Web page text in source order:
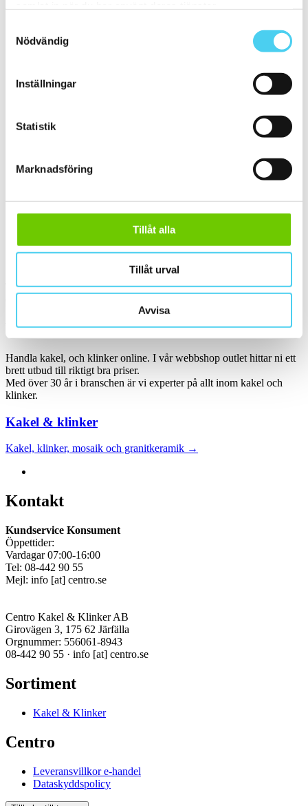
Nödvändig
Inställningar
Statistik
Marknadsföring
Tillåt alla
Tillåt urval
Avvisa
Stora (60 - 120 cm)
ca 60x20 cm
60x30 cm(11)
ca 60x60 cm(2)
60x60 cm (2)
Sortera
Tyvärr gav sökningen inget resultat. Välj gärna en kategori nedan
Webbshop
Handla kakel, och klinker online. I vår webbshop outlet hittar ni ett
brett utbud till riktigt bra priser.
Med över 30 år i branschen är vi experter på allt inom kakel och
klinker.
Kakel & klinker
Kakel, klinker, mosaik och granitkeramik →
Kontakt
Kundservice Konsument
Öppettider:
Vardagar 07:00-16:00
Tel: 08-442 90 55
Mejl: info [at] centro.se
Centro Kakel & Klinker AB
Girovägen 3, 175 62 Järfälla
Orgnummer: 556061-8943
08-442 90 55 · info [at] centro.se
Sortiment
Kakel & Klinker
Centro
Leveransvillkor e-handel
Dataskyddspolicy